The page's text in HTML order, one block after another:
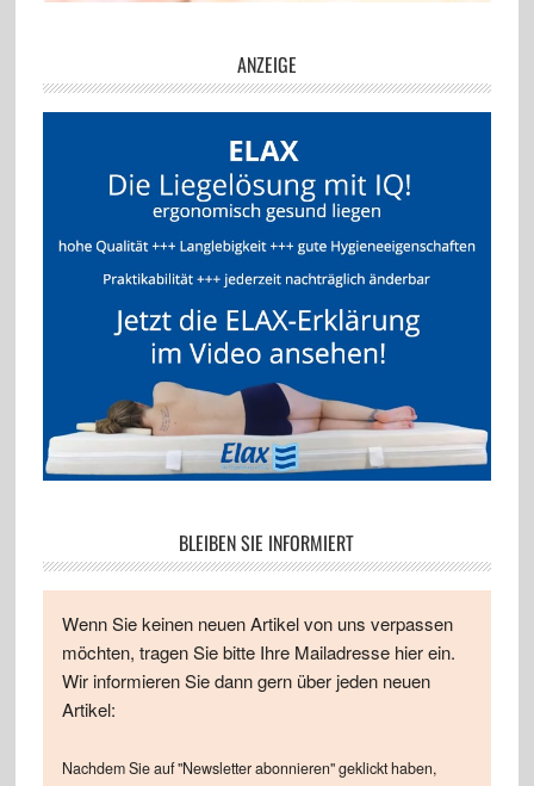
ANZEIGE
BLEIBEN SIE INFORMIERT
Wenn Sie keinen neuen Artikel von uns verpassen
möchten, tragen Sie bitte Ihre Mailadresse hier ein.
Wir informieren Sie dann gern über jeden neuen
Artikel:
Nachdem Sie auf "Newsletter abonnieren" geklickt haben,